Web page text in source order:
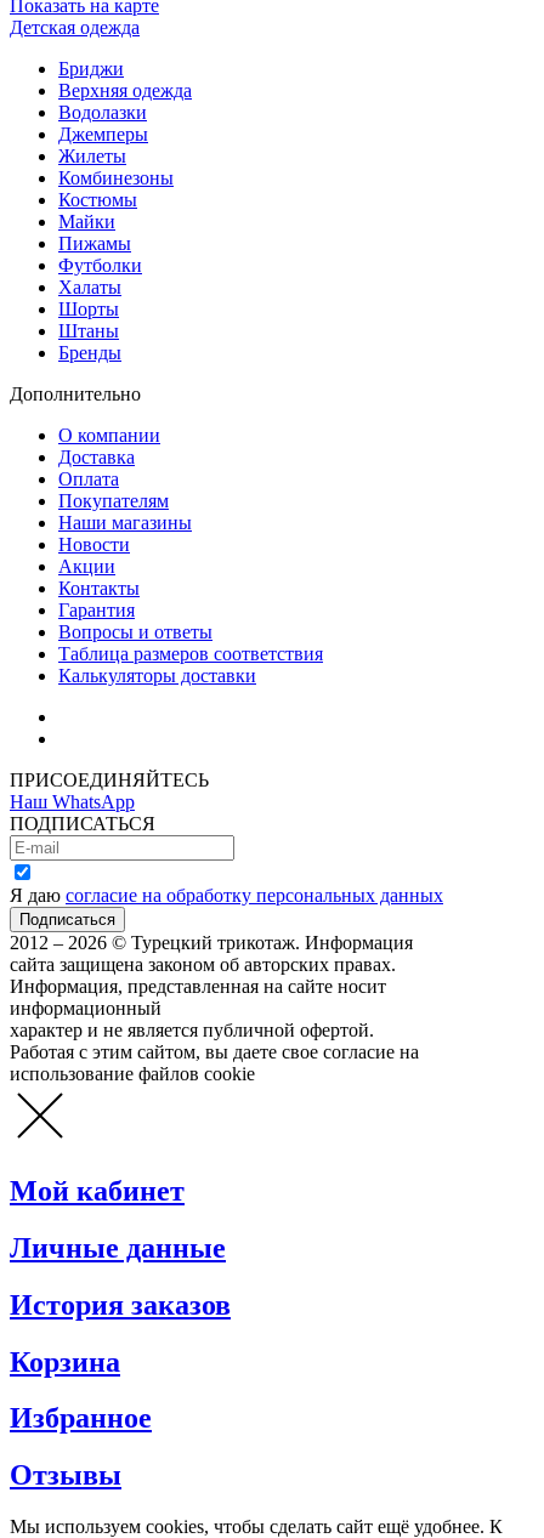
Показать на карте
Детская одежда
Бриджи
Верхняя одежда
Водолазки
Джемперы
Жилеты
Комбинезоны
Костюмы
Майки
Пижамы
Футболки
Халаты
Шорты
Штаны
Бренды
Дополнительно
О компании
Доставка
Оплата
Покупателям
Наши магазины
Новости
Акции
Контакты
Гарантия
Вопросы и ответы
Таблица размеров соответствия
Калькуляторы доставки
ПРИСОЕДИНЯЙТЕСЬ
Наш WhatsApp
ПОДПИСАТЬСЯ
Я даю согласие на обработку персональных данных
2012 – 2026 © Турецкий трикотаж. Информация
сайта защищена законом об авторских правах.
Информация, представленная на сайте носит
информационный
характер и не является публичной офертой.
Работая с этим сайтом, вы даете свое согласие на
использование файлов cookie
Мой кабинет
Личные данные
История заказов
Корзина
Избранное
Отзывы
Мы используем cookies, чтобы сделать сайт ещё удобнее. К